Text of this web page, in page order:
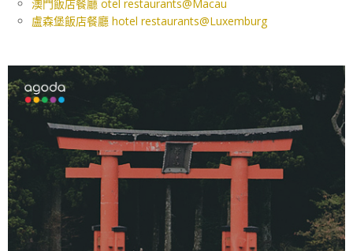
澳門飯店餐廳 otel restaurants@Macau
盧森堡飯店餐廳 hotel restaurants@Luxemburg